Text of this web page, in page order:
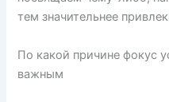
тем значительнее
По какой причине фокус
важным